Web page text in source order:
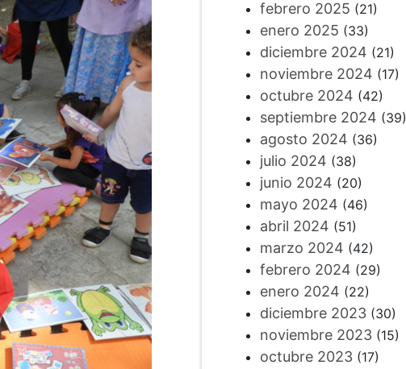
febrero 2025 (21)
enero 2025 (33)
diciembre 2024 (21)
noviembre 2024 (17)
octubre 2024 (42)
septiembre 2024 (39)
agosto 2024 (36)
julio 2024 (38)
junio 2024 (20)
mayo 2024 (46)
abril 2024 (51)
marzo 2024 (42)
febrero 2024 (29)
enero 2024 (22)
diciembre 2023(30)
noviembre 2023(15)
octubre 2023(17)